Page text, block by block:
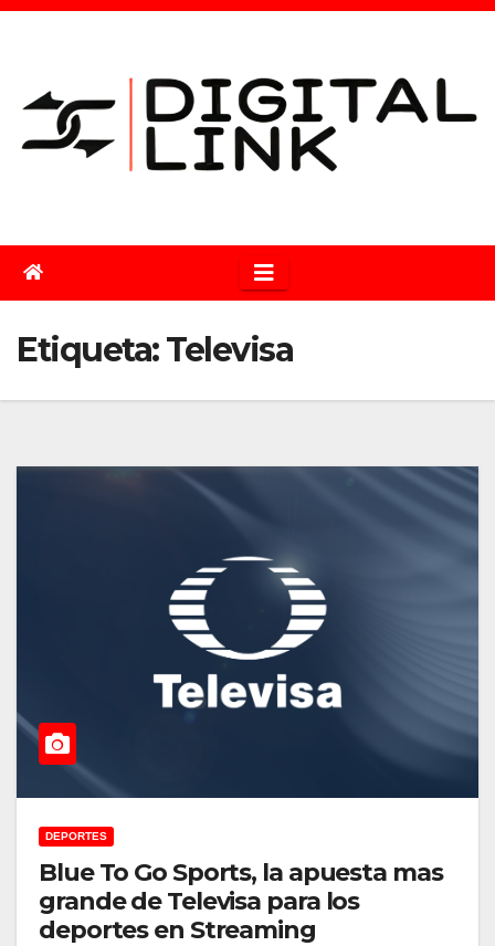
Saltar
Etiqueta:Televisa
DEPORTES
Blue To Go Sports, la apuesta mas
grande de Televisa para los
deportes en Streaming